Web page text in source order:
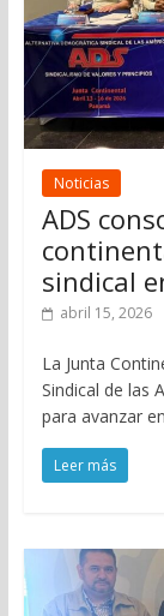
Noticias
ADS
sindical
abril 15, 2026
La Junta
Sindical de las
para avanzar en
Leer más